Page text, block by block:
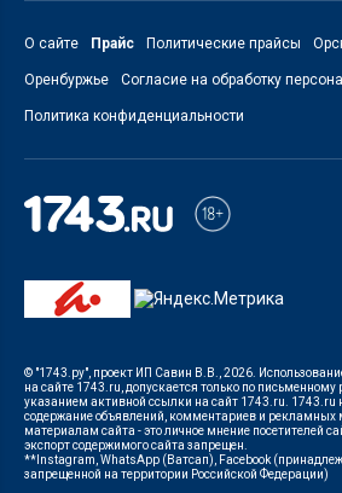
О сайте Прайс Политические прайсы
Оренбуржье Согласие на обработку
Политика конфиденциальности
© "1743.ру", проект ИП Савин В.В., 2026.
на сайте 1743.ru, допускается только по
указанием активной ссылки на сайт 1743.ru. 1743.ru
содержание объявлений, комментариев и
материалам сайта - это личное мнение посетителей
экспорт содержимого сайта запрещен.
**Instagram, WhatsApp (Ватсап), Facebook
запрещенной на территории Российской Федерации)